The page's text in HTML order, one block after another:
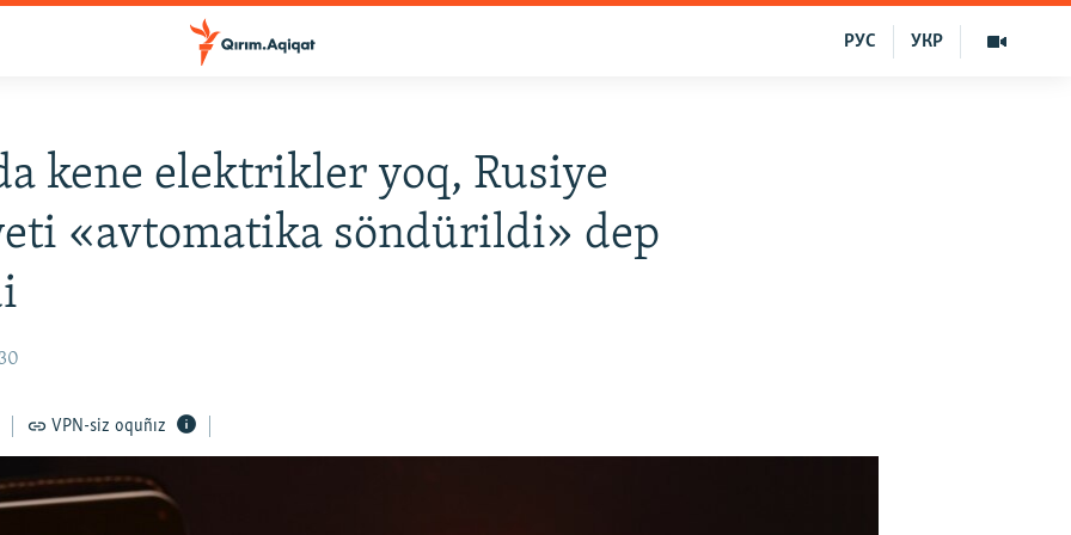
УКР
РУС
kene elektrikler yoq, Rusiye
«avtomatika söndürildi» dep
VPN-siz oquñız